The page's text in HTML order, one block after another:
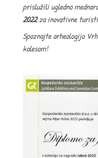
prislužili ugledno
2022za inovativne
Spoznajte arheologijo
kolesom!